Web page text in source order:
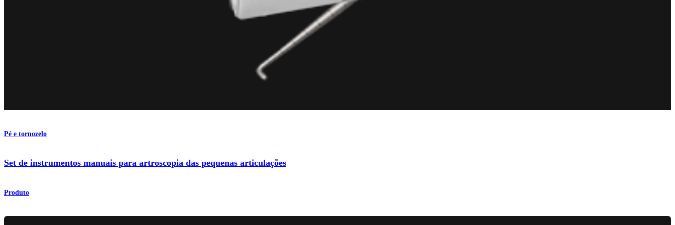
Pé e tornozelo
Set de instrumentos manuais para artroscopia das pequenas articulações
Produto